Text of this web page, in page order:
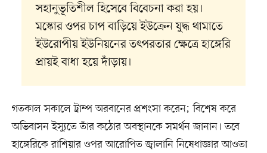
সহানুভূতিশীল হিসেবে বিবেচনা করা হয়।
মস্কোর ওপর চাপ বাড়িয়ে ইউক্রেন যুদ্ধ থামাতে
ইউরোপীয় ইউনিয়নের তৎপরতার ক্ষেত্রে হাঙ্গেরি
প্রায়ই বাধা হয়ে দাঁড়ায়।
গতকাল সকালে ট্রাম্প অরবানের প্রশংসা করেন; বিশেষ করে
অভিবাসন ইস্যুতে তাঁর কঠোর অবস্থানকে সমর্থন জানান। তবে
হাঙ্গেরিকে রাশিয়ার ওপর আরোপিত জ্বালানি নিষেধাজ্ঞার আওতা